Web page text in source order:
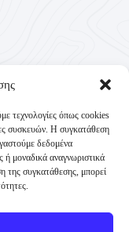
τεχνολογίες όπως cookies
συσκευών. Η συγκατάθεση
δεδομένα
μοναδικά αναγνωριστικά
της συγκατάθεσης, μπορεί